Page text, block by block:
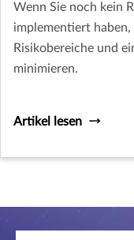
Wenn Sie noch kein
implementiert
Risikobereiche und
minimieren.
Artikel lesen